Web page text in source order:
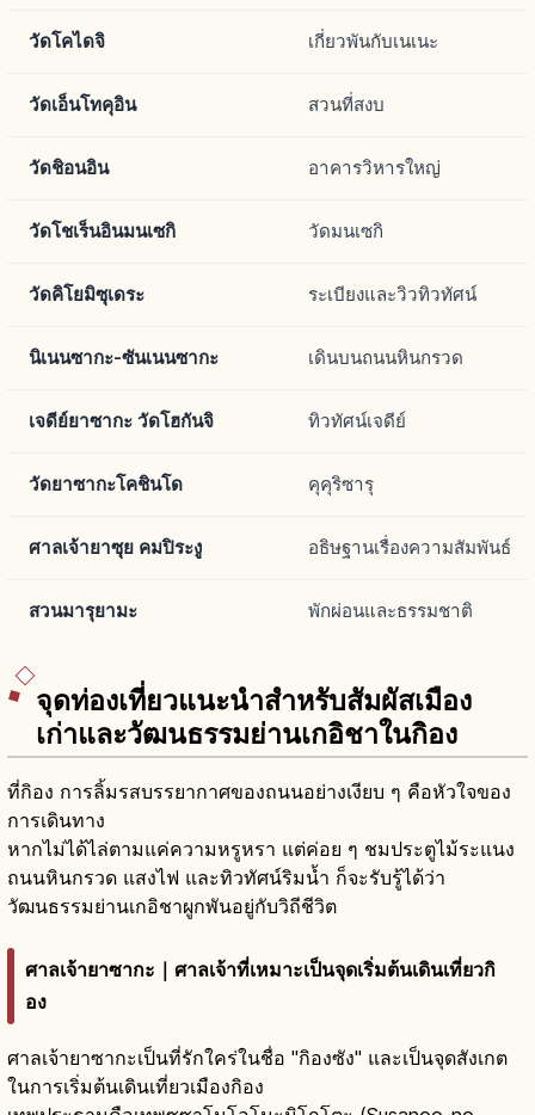
วัดโคไดจิ เกี่ยวพันกับเนเนะ
วัดเอ็นโทคุอิน สวนที่สงบ
วัดชิอนอิน อาคารวิหารใหญ่
วัดโชเร็นอินมนเซกิ วัดมนเซกิ
วัดคิโยมิซุเดระ ระเบียงและวิวทิวทัศน์
นิเนนซากะ-ซันเนนซากะ เดินบนถนนหินกรวด
เจดีย์ยาซากะ วัดโฮกันจิ ทิวทัศน์เจดีย์
วัดยาซากะโคชินโด คุคุริซารุ
ศาลเจ้ายาซุย คมปิระงู อธิษฐานเรื่องความสัมพันธ์
สวนมารุยามะ พักผ่อนและธรรมชาติ
จุดท่องเที่ยวแนะนำสำหรับสัมผัสเมือง
เก่าและวัฒนธรรมย่านเกอิชาในกิอง
ที่กิอง การลิ้มรสบรรยากาศของถนนอย่างเงียบ ๆ คือหัวใจของ
การเดินทาง
หากไม่ได้ไล่ตามแค่ความหรูหรา แต่ค่อย ๆ ชมประตูไม้ระแนง
ถนนหินกรวด แสงไฟ และทิวทัศน์ริมน้ำ ก็จะรับรู้ได้ว่า
วัฒนธรรมย่านเกอิชาผูกพันอยู่กับวิถีชีวิต
ศาลเจ้ายาซากะ｜ศาลเจ้าที่เหมาะเป็นจุดเริ่มต้นเดินเที่ยวกิ
อง
ศาลเจ้ายาซากะเป็นที่รักใคร่ในชื่อ "กิองซัง" และเป็นจุดสังเกต
ในการเริ่มต้นเดินเที่ยวเมืองกิอง